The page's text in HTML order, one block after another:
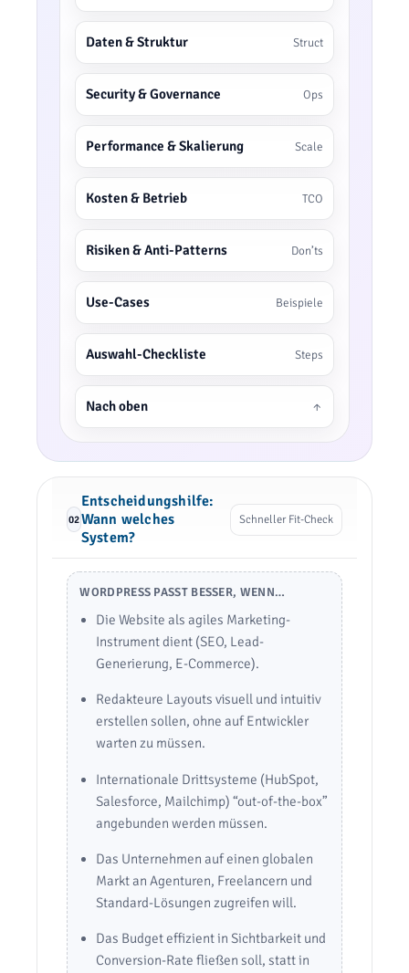
Daten & Struktur Struct
Security & Governance Ops
Performance & Skalierung Scale
Kosten & Betrieb TCO
Risiken & Anti-Patterns Don’ts
Use-Cases Beispiele
Auswahl-Checkliste Steps
Nach oben ↑
02
Entscheidungshilfe:
Wann welches
System?
Schneller Fit-Check
WORDPRESS PASST BESSER, WENN…
Die Website als agiles Marketing-
Instrument dient (SEO, Lead-
Generierung, E-Commerce).
Redakteure Layouts visuell und intuitiv
erstellen sollen, ohne auf Entwickler
warten zu müssen.
Internationale Drittsysteme (HubSpot,
Salesforce, Mailchimp) “out-of-the-box”
angebunden werden müssen.
Das Unternehmen auf einen globalen
Markt an Agenturen, Freelancern und
Standard-Lösungen zugreifen will.
Das Budget effizient in Sichtbarkeit und
Conversion-Rate fließen soll, statt in